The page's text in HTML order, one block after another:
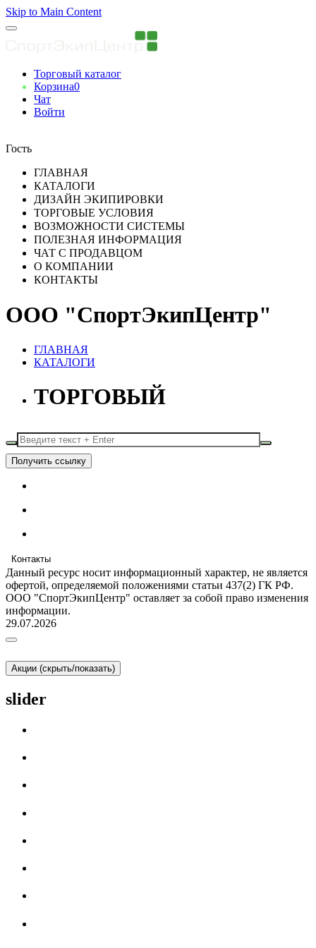
Skip to Main Content
Торговый каталог
Корзина0
Чат
Войти
Гость
ГЛАВНАЯ
КАТАЛОГИ
ДИЗАЙН ЭКИПИРОВКИ
ТОРГОВЫЕ УСЛОВИЯ
ВОЗМОЖНОСТИ СИСТЕМЫ
ПОЛЕЗНАЯ ИНФОРМАЦИЯ
ЧАТ С ПРОДАВЦОМ
О КОМПАНИИ
КОНТАКТЫ
ООО "СпортЭкипЦентр"
ГЛАВНАЯ
КАТАЛОГИ
ТОРГОВЫЙ
Получить ссылку
Контакты
Данный ресурс носит информационный характер, не является
офертой, определяемой положениями статьи 437(2) ГК РФ.
ООО "СпортЭкипЦентр" оставляет за собой право изменения
информации.
29.07.2026
Акции (скрыть/показать)
slider